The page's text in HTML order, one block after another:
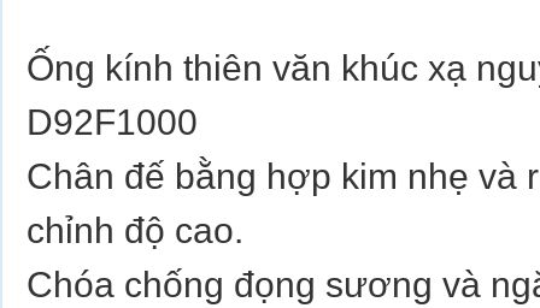
Ống kính thiên văn khúc xạ
D92F1000
Chân đế bằng hợp kim nhẹ và
chỉnh độ cao.
Chóa chống đọng sương và